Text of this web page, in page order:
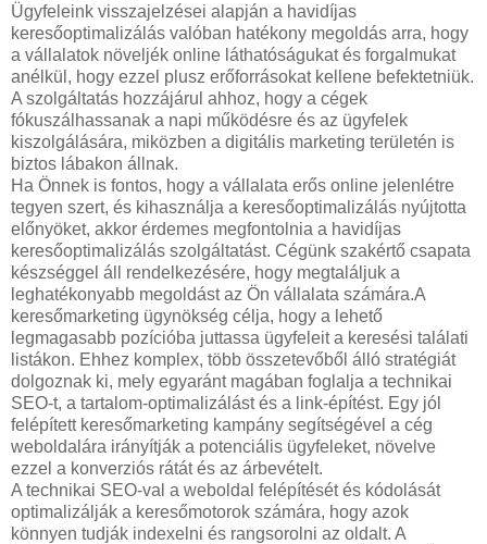
Ügyfeleink visszajelzései alapján a havidíjas
keresőoptimalizálás valóban hatékony megoldás arra, hogy
a vállalatok növeljék online láthatóságukat és forgalmukat
anélkül, hogy ezzel plusz erőforrásokat kellene befektetniük.
A szolgáltatás hozzájárul ahhoz, hogy a cégek
fókuszálhassanak a napi működésre és az ügyfelek
kiszolgálására, miközben a digitális marketing területén is
biztos lábakon állnak.
Ha Önnek is fontos, hogy a vállalata erős online jelenlétre
tegyen szert, és kihasználja a keresőoptimalizálás nyújtotta
előnyöket, akkor érdemes megfontolnia a havidíjas
keresőoptimalizálás szolgáltatást. Cégünk szakértő csapata
készséggel áll rendelkezésére, hogy megtaláljuk a
leghatékonyabb megoldást az Ön vállalata számára.A
keresőmarketing ügynökség célja, hogy a lehető
legmagasabb pozícióba juttassa ügyfeleit a keresési találati
listákon. Ehhez komplex, több összetevőből álló stratégiát
dolgoznak ki, mely egyaránt magában foglalja a technikai
SEO-t, a tartalom-optimalizálást és a link-építést. Egy jól
felépített keresőmarketing kampány segítségével a cég
weboldalára irányítják a potenciális ügyfeleket, növelve
ezzel a konverziós rátát és az árbevételt.
A technikai SEO-val a weboldal felépítését és kódolását
optimalizálják a keresőmotorok számára, hogy azok
könnyen tudják indexelni és rangsorolni az oldalt. A